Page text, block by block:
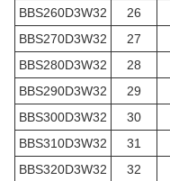
BBS260D3W32
26
BBS270D3W32
27
BBS280D3W32
28
BBS290D3W32
29
BBS300D3W32
30
BBS310D3W32
31
BBS320D3W32
32